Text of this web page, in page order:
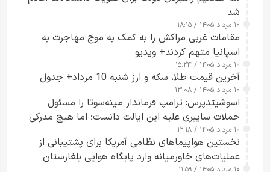
شد
۱۰ مرداد ۱۴۰۵ / ۱۸:۱۵
مقامات غربی مراکش را به کمک به موج مهاجرت به
اسپانیا متهم کردند+ ویدیو
۱۰ مرداد ۱۴۰۵ / ۱۵:۲۴
آخرین قیمت طلا، سکه و ارز شنبه 10 مرداد+ جدول
۱۰ مرداد ۱۴۰۵ / ۱۳:۰۸
اسوشیتدپرس: ترامپ فرماندار مینه‌سوتا را مسئول
حملات سایبری علیه این ایالت دانست؛ اما هیچ مدرکی
ارائه نکرد
۱۰ مرداد ۱۴۰۵ / ۱۲:۱۸
نخستین هواپیماهای نظامی آمریکا برای پشتیبانی از
عملیات‌های خاورمیانه وارد پایگاه هوایی بلغارستان
۱۰ مرداد ۱۴۰۵ / ۱۱:۵۹